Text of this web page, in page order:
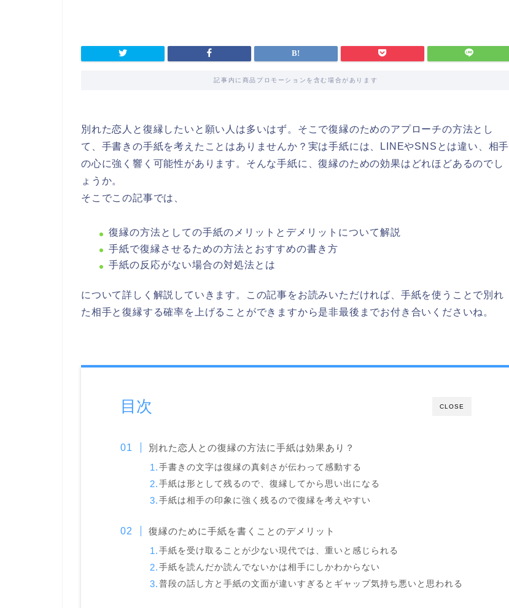
記事内に商品プロモーションを含む場合があります
別れた恋人と復縁したいと願い人は多いはず。そこで復縁のためのアプローチの方法とし
て、手書きの手紙を考えたことはありませんか？実は手紙には、LINEやSNSとは違い、相手
の心に強く響く可能性があります。そんな手紙に、復縁のための効果はどれほどあるのでし
ょうか。
そこでこの記事では、
復縁の方法としての手紙のメリットとデメリットについて解説
手紙で復縁させるための方法とおすすめの書き方
手紙の反応がない場合の対処法とは
について詳しく解説していきます。この記事をお読みいただければ、手紙を使うことで別れ
た相手と復縁する確率を上げることができますから是非最後までお付き合いくださいね。
CLOSE
目次
別れた恋人との復縁の方法に手紙は効果あり？
手書きの文字は復縁の真剣さが伝わって感動する
手紙は形として残るので、復縁してから思い出になる
手紙は相手の印象に強く残るので復縁を考えやすい
復縁のために手紙を書くことのデメリット
手紙を受け取ることが少ない現代では、重いと感じられる
手紙を読んだか読んでないかは相手にしかわからない
普段の話し方と手紙の文面が違いすぎるとギャップ気持ち悪いと思われる